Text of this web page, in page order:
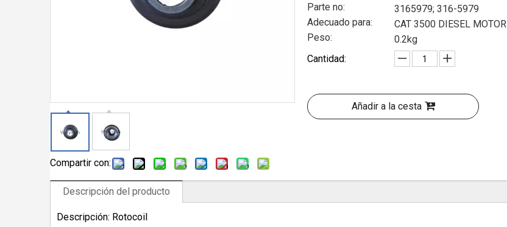
Compartir con:
Parte no:
3165979; 316-5979
Adecuado para:
CAT 3500 DIESEL MOTOR
Peso:
0.2kg
Cantidad:
Añadir a la cesta
Descripción del producto
Descripción: Rotocoil